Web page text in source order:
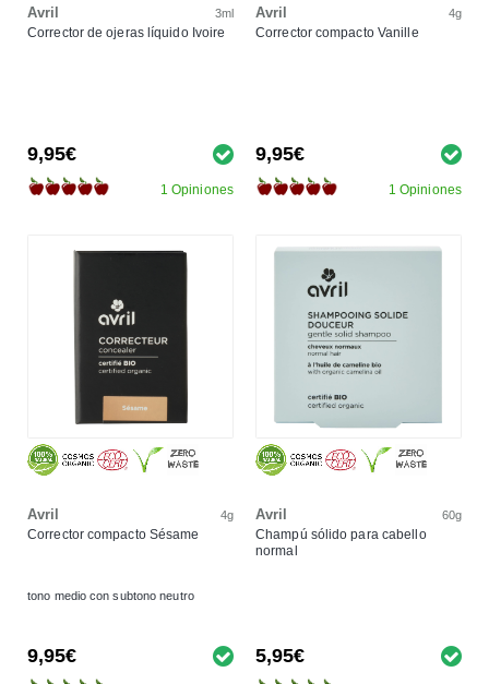
Avril 3ml
Corrector de ojeras líquido Ivoire
9,95€
1 Opiniones
Avril 4g
Corrector compacto Vanille
9,95€
1 Opiniones
Avril 4g
Corrector compacto Sésame
tono medio con subtono neutro
9,95€
Avril 60g
Champú sólido para cabello
normal
5,95€